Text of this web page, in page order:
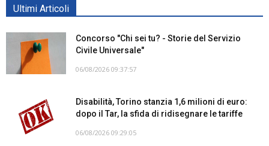
Ultimi Articoli
Concorso "Chi sei tu? - Storie del Servizio
Civile Universale"
06/08/2026 09:37:57
Disabilità, Torino stanzia 1,6 milioni di euro:
dopo il Tar, la sfida di ridisegnare le tariffe
06/08/2026 09:29:05